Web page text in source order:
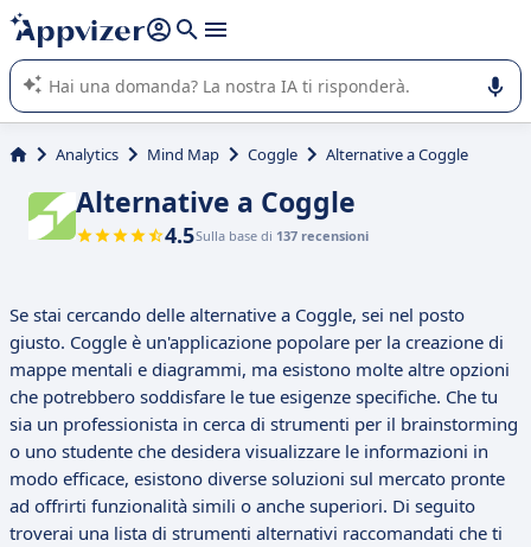
righe con
shift + enter
L'IA di Appvizer vi guida nell'utilizzo o nella scelta di un
software SaaS per la vostra azienda.
Analytics Mind Map Coggle Alternative a Coggle
Alternative a Coggle
4.5Sulla base di 137 recensioni
Se stai cercando delle alternative a Coggle, sei nel posto
giusto. Coggle è un'applicazione popolare per la creazione di
mappe mentali e diagrammi, ma esistono molte altre opzioni
che potrebbero soddisfare le tue esigenze specifiche. Che tu
sia un professionista in cerca di strumenti per il brainstorming
o uno studente che desidera visualizzare le informazioni in
modo efficace, esistono diverse soluzioni sul mercato pronte
ad offrirti funzionalità simili o anche superiori. Di seguito
troverai una lista di strumenti alternativi raccomandati che ti